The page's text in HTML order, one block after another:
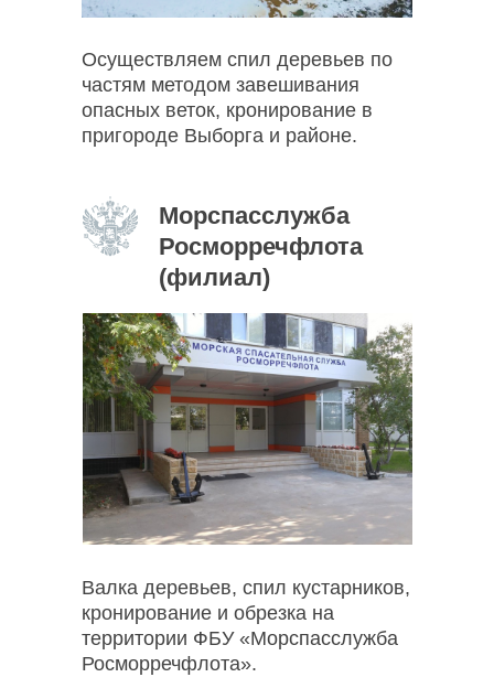
Осуществляем спил деревьев по
частям методом завешивания
опасных веток, кронирование в
пригороде Выборга и районе.
Валка деревьев, спил кустарников,
кронирование и обрезка на
территории ФБУ «Морспасслужба
Росморречфлота».
Морспасслужба
Росморречфлота
(филиал)